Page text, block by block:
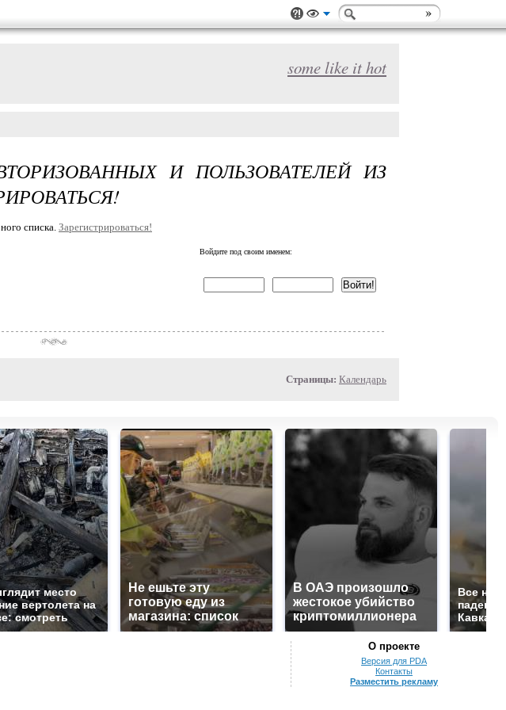
some like it hot
И ПОЛЬЗОВАТЕЛЕЙ ИЗ
списка.Зарегистрироваться!
Войдите под своим именем:
Страницы: Календарь
место
вертолета на
смотреть
Не ешьте эту
готовую еду из
магазина: список
В ОАЭ произошло
жестокое убийство
криптомиллионера
Все
О проекте
Версия для PDA
Контакты
Разместить рекламу